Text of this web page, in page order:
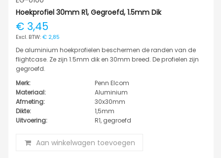
Hoekprofiel 30mm R1, Gegroefd, 1.5mm Dik
€ 3,45
€ 2,85
De aluminium hoekprofielen beschermen de randen van de
flightcase. Ze zijn 1.5mm dik en 30mm breed. De profielen zijn
gegroefd.
Merk:
Penn Elcom
Materiaal:
Aluminium
Afmeting:
30x30mm
Dikte:
1,5mm
Uitvoering:
R1, gegroefd
Aan winkelwagen toevoegen